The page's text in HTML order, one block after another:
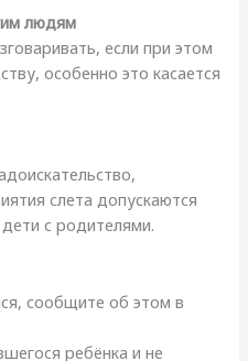
людям
если при этом
особенно это касается
слета допускаются
с родителями.
сообщите об этом в
ребёнка и не